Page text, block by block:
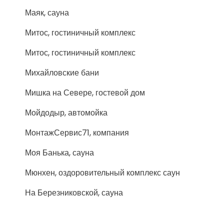
Маяк, сауна
Митос, гостиничный комплекс
Митос, гостиничный комплекс
Михайловские бани
Мишка на Севере, гостевой дом
Мойдодыр, автомойка
МонтажСервис71, компания
Моя Банька, сауна
Мюнхен, оздоровительный комплекс саун
На Березниковской, сауна